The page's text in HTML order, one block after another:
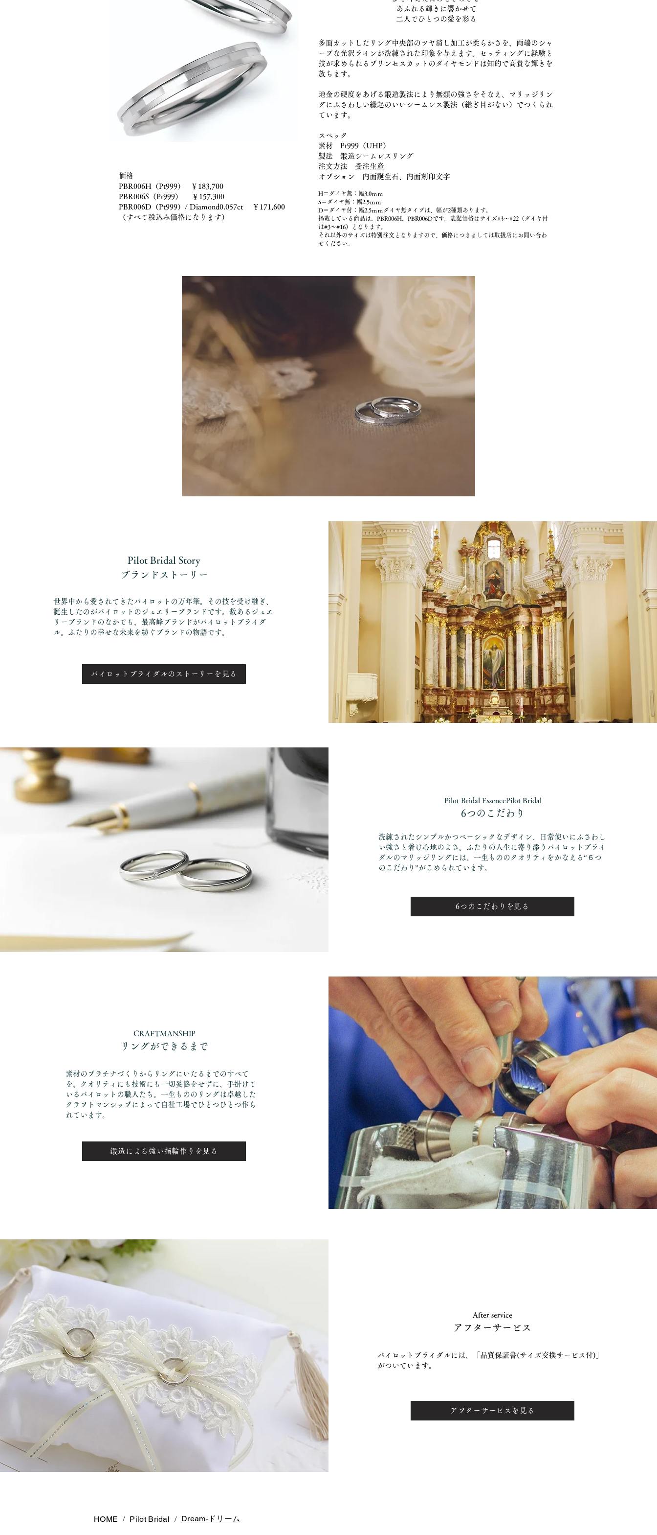
価格
PBR006H（Pt999） ￥183,700
PBR006S（Pt999） ￥157,300
PBR006D（Pt999）/ Diamond0.057ct ￥171,600
（すべて税込み価格になります）
あふれる輝きに響かせて
二人でひとつの愛を彩る
多面カットしたリング中央部のツヤ消し加工が柔らかさを、両端のシャ
ープな光沢ラインが洗練された印象を与えます。セッティングに経験と
技が求められるプリンセスカットのダイヤモンドは知的で高貴な輝きを
放ちます。
地金の硬度をあげる鍛造製法により無類の強さをそなえ、マリッジリン
グにふさわしい縁起のいいシームレス製法（継ぎ目がない）でつくられ
ています。
スペック
素材 Pt999（UHP）
製法 鍛造シームレスリング
注文方法 受注生産
オプション 内面誕生石、内面刻印文字
H＝ダイヤ無：幅3.0ｍｍ
S＝ダイヤ無：幅2.5ｍｍ
D＝ダイヤ付：幅2.5ｍｍダイヤ無タイプは、幅が2種類あります。
掲載している商品は、PBR006H、PBR006Dです。表記価格はサイズ#3～#22（ダイヤ付
は#3～#16）となります。
それ以外のサイズは特別注文となりますので、価格につきましては取扱店にお問い合わ
せください。
Pilot Bridal Story
ブランドストーリー
世界中から愛されてきたパイロットの万年筆。その技を受け継ぎ、
誕生したのがパイロットのジュエリーブランドです。数あるジュエ
リーブランドのなかでも、最高峰ブランドがパイロットブライダ
ル。ふたりの幸せな未来を紡ぐブランドの物語です。
パイロットブライダルのストーリーを見る
Pilot Bridal EssencePilot Bridal
6つのこだわり
洗練されたシンプルかつベーシックなデザイン、日常使いにふさわし
い強さと着け心地のよさ。ふたりの人生に寄り添うパイロットブライ
ダルのマリッジリングには、一生もののクオリティをかなえる“６つ
のこだわり”がこめられています。
6つのこだわりを見る
CRAFTMANSHIP
リングができるまで
素材のプラチナづくりからリングにいたるまでのすべて
を、クオリティにも技術にも一切妥協をせずに、手掛けて
いるパイロットの職人たち。一生もののリングは卓越した
クラフトマンシップによって自社工場でひとつひとつ作ら
れています。
鍛造による強い指輪作りを見る
After service
アフターサービス
パイロットブライダルには、「品質保証書(サイズ交換サービス付)」
がついています。
アフターサービスを見る
HOME / Pilot Bridal / Dream-ドリーム